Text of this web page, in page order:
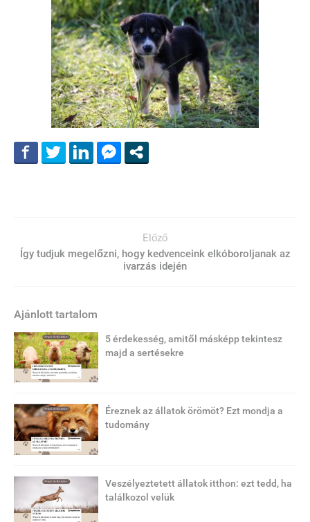
Előző
Így tudjuk megelőzni, hogy kedvenceink elkóboroljanak az
ivarzás idején
Ajánlott tartalom
5 érdekesség, amitől másképp tekintesz
majd a sertésekre
Éreznek az állatok örömöt? Ezt mondja a
tudomány
Veszélyeztetett állatok itthon: ezt tedd, ha
találkozol velük